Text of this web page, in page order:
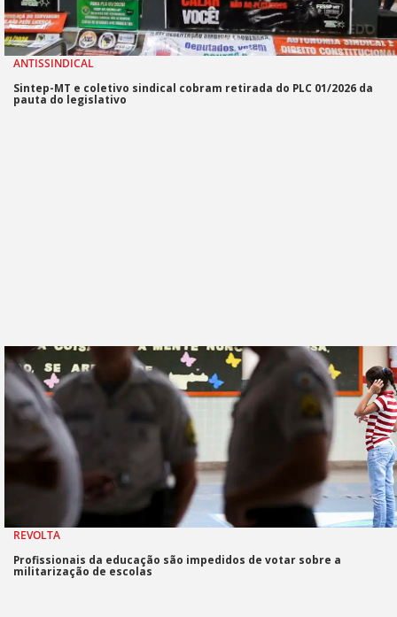
ANTISSINDICAL
Sintep-MT e coletivo sindical cobram retirada do PLC 01/2026 da
pauta do legislativo
REVOLTA
Profissionais da educação são impedidos de votar sobre a
militarização de escolas